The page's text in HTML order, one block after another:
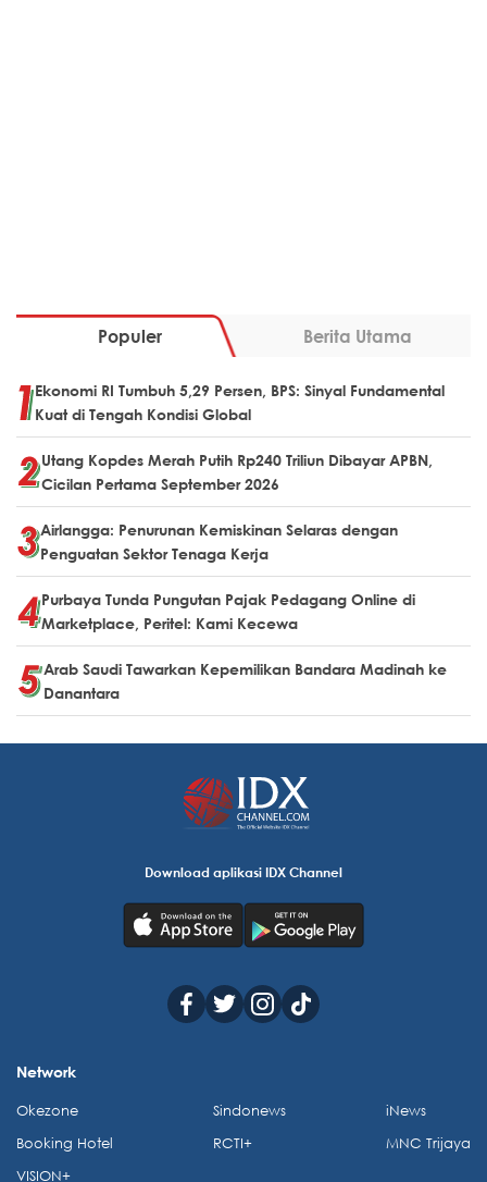
Populer Berita Utama
Ekonomi RI Tumbuh 5,29 Persen, BPS: Sinyal Fundamental
Kuat di Tengah Kondisi Global
Utang Kopdes Merah Putih Rp240 Triliun Dibayar APBN,
Cicilan Pertama September 2026
Airlangga: Penurunan Kemiskinan Selaras dengan
Penguatan Sektor Tenaga Kerja
Purbaya Tunda Pungutan Pajak Pedagang Online di
Marketplace, Peritel: Kami Kecewa
Arab Saudi Tawarkan Kepemilikan Bandara Madinah ke
Danantara
Download aplikasi IDX Channel
Network
Okezone
Booking Hotel
VISION+
Sindonews
RCTI+
iNews
MNC Trijaya